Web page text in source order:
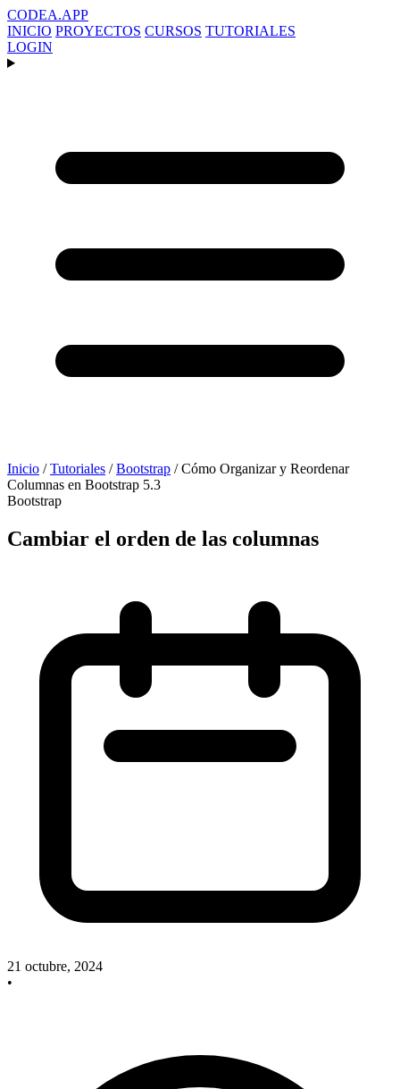
CODEA.APP
INICIO PROYECTOS CURSOS TUTORIALES
LOGIN
Inicio / Tutoriales / Bootstrap / Cómo Organizar y Reordenar
Columnas en Bootstrap 5.3
Bootstrap
Cambiar el orden de las columnas
21 octubre, 2024
•